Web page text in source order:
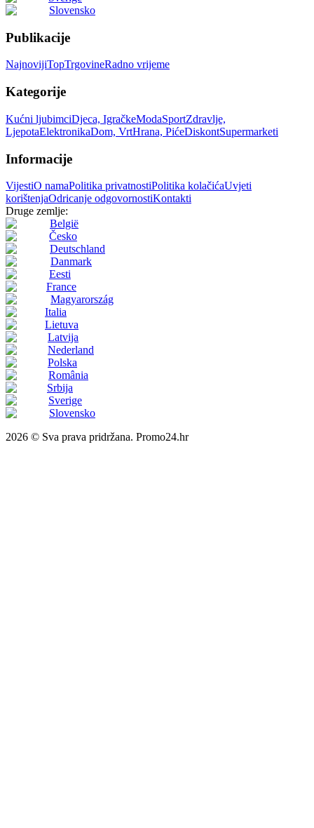
Slovensko
Publikacije
NajnovijiTopTrgovineRadno vrijeme
Kategorije
Kućni ljubimciDjeca, IgračkeModaSportZdravlje,
LjepotaElektronikaDom, VrtHrana, PićeDiskontSupermarketi
Informacije
VijestiO namaPolitika privatnostiPolitika kolačićaUvjeti
korištenjaOdricanje odgovornostiKontakti
Druge zemlje:
België
Česko
Deutschland
Danmark
Eesti
France
Magyarország
Italia
Lietuva
Latvija
Nederland
Polska
România
Srbija
Sverige
Slovensko
2026 © Sva prava pridržana. Promo24.hr